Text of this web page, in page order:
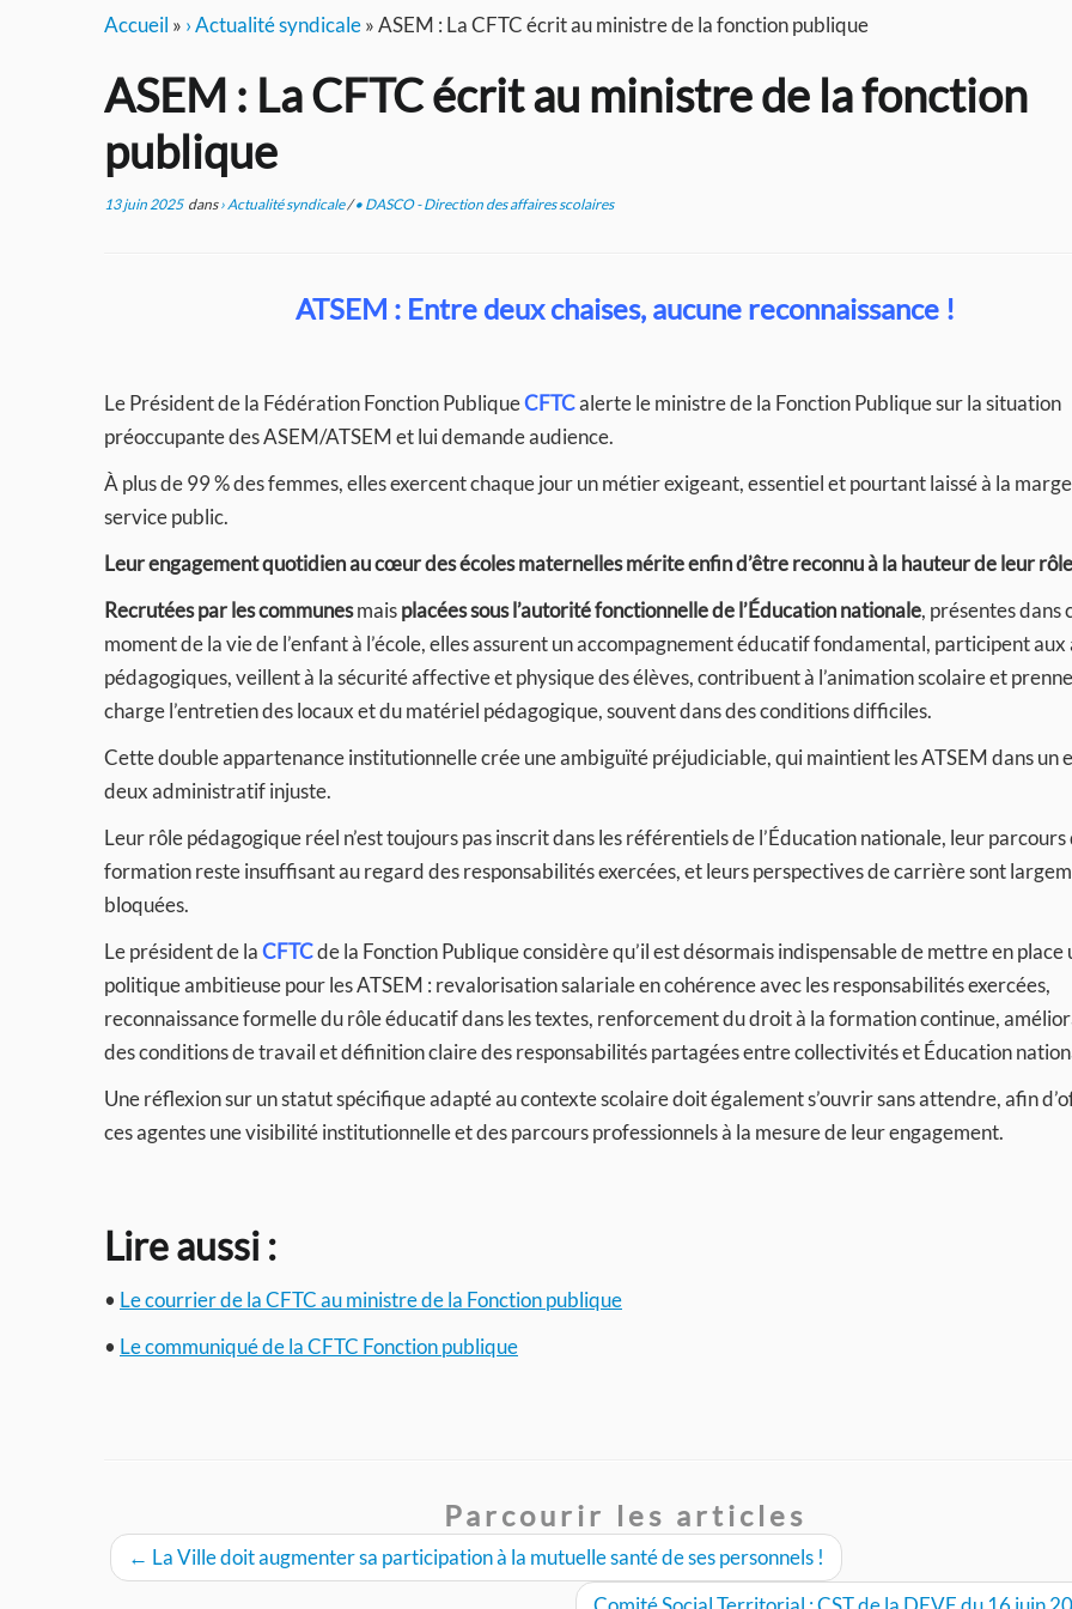
Accueil » › Actualité syndicale»ASEM : La CFTC écrit au ministre de la fonction publique
ASEM : La CFTC écrit au ministre de la fonction
publique
13 juin 2025dans› Actualité syndicale/• DASCO - Direction des affaires scolaires
ATSEM : Entre deux chaises, aucune reconnaissance !
Le Président de la Fédération Fonction PubliqueCFTCalerte le ministre de la Fonction Publique sur la situation
préoccupante des ASEM/ATSEM et lui demande audience.
À plus de 99 % des femmes, elles exercent chaque jour un métier exigeant, essentiel et pourtant laissé à la
service public.
Leur engagement quotidien au cœur des écoles maternelles mérite enfin d’être reconnu à la hauteur de leur
Recrutées par les communesmaisplacées sous l’autorité fonctionnelle de l’Éducation nationale, présentes dans
moment de la vie de l’enfant à l’école, elles assurent un accompagnement éducatif fondamental, participent
pédagogiques, veillent à la sécurité affective et physique des élèves, contribuent à l’animation scolaire et
charge l’entretien des locaux et du matériel pédagogique, souvent dans des conditions difficiles.
Cette double appartenance institutionnelle crée une ambiguïté préjudiciable, qui maintient les ATSEM dans un
deux administratif injuste.
Leur rôle pédagogique réel n’est toujours pas inscrit dans les référentiels de l’Éducation nationale, leur parcours
formation reste insuffisant au regard des responsabilités exercées, et leurs perspectives de carrière sont
bloquées.
Le président de laCFTCde la Fonction Publique considère qu’il est désormais indispensable de mettre en place
politique ambitieuse pour les ATSEM : revalorisation salariale en cohérence avec les responsabilités exercées,
reconnaissance formelle du rôle éducatif dans les textes, renforcement du droit à la formation continue,
des conditions de travail et définition claire des responsabilités partagées entre collectivités et Éducation
Une réflexion sur un statut spécifique adapté au contexte scolaire doit également s’ouvrir sans attendre, afin
ces agentes une visibilité institutionnelle et des parcours professionnels à la mesure de leur engagement.
Lire aussi :
• Le courrier de la CFTC au ministre de la Fonction publique
• Le communiqué de la CFTC Fonction publique
Parcourir les articles
← La Ville doit augmenter sa participation à la mutuelle santé de ses personnels !